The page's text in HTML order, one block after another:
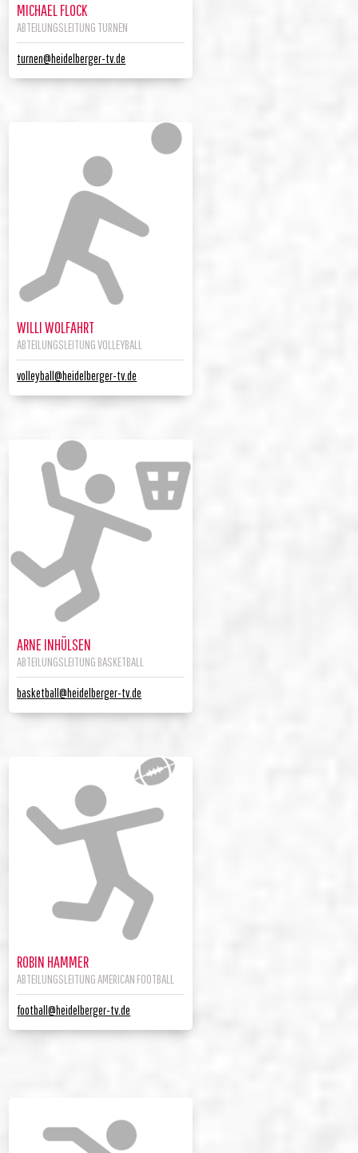
MICHAEL FLOCK
ABTEILUNGSLEITUNG TURNEN
turnen@heidelberger-tv.de
WILLI WOLFAHRT
ABTEILUNGSLEITUNG VOLLEYBALL
volleyball@heidelberger-tv.de
ARNE INHÜLSEN
ABTEILUNGSLEITUNG BASKETBALL
basketball@heidelberger-tv.de
ROBIN HAMMER
ABTEILUNGSLEITUNG AMERICAN FOOTBALL
football@heidelberger-tv.de